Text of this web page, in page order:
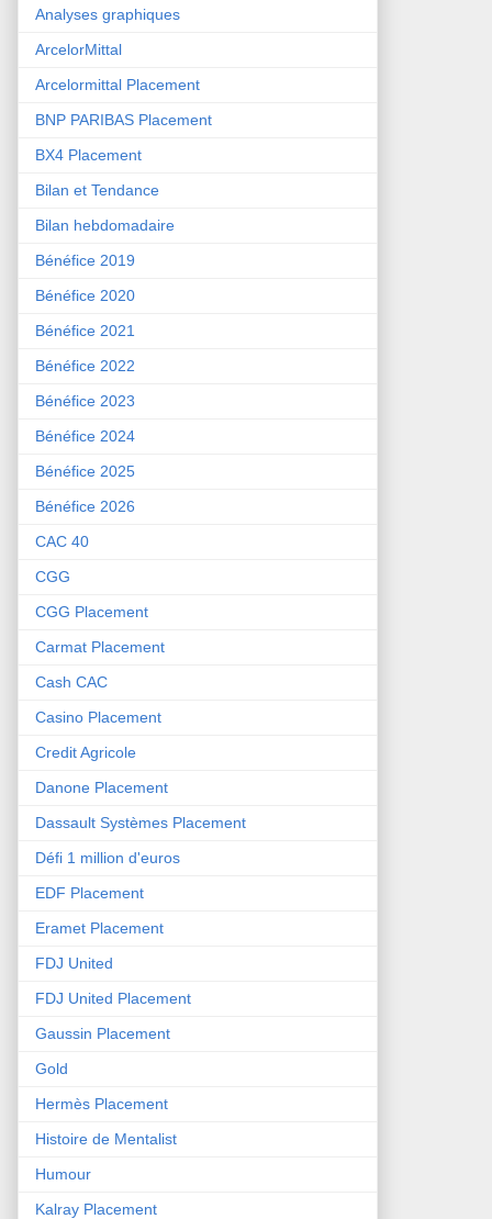
Analyses graphiques
ArcelorMittal
Arcelormittal Placement
BNP PARIBAS Placement
BX4 Placement
Bilan et Tendance
Bilan hebdomadaire
Bénéfice 2019
Bénéfice 2020
Bénéfice 2021
Bénéfice 2022
Bénéfice 2023
Bénéfice 2024
Bénéfice 2025
Bénéfice 2026
CAC 40
CGG
CGG Placement
Carmat Placement
Cash CAC
Casino Placement
Credit Agricole
Danone Placement
Dassault Systèmes Placement
Défi 1 million d'euros
EDF Placement
Eramet Placement
FDJ United
FDJ United Placement
Gaussin Placement
Gold
Hermès Placement
Histoire de Mentalist
Humour
Kalray Placement